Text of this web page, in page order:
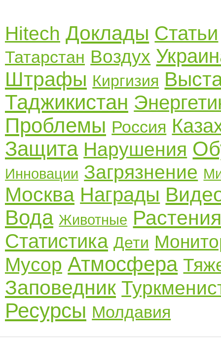
Hitech Доклады Статьи
Татарстан Воздух
Штрафы Киргизия
Таджикистан
Проблемы Россия
Защита Нарушения
Инновации Загрязнение
Москва Награды
Вода Животные
Статистика Дети
Мусор Атмосфера
Заповедник
Ресурсы Молдавия